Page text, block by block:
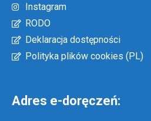
Instagram
RODO
Deklaracja dostępności
Polityka plików cookies (PL)
Adres e-doręczeń: